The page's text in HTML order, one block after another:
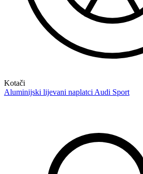
Kotači
Aluminijski lijevani naplatci Audi Sport